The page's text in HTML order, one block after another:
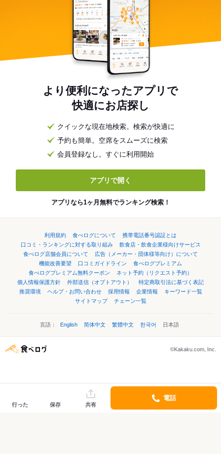
より便利になったアプリで
快適にお店探し
クイックな現在地検索。検索が快適に
予約も簡単。空席をスムーズに検索
会員登録なし。すぐに利用開始
アプリで開く
アプリなら1ヶ月無料でランキング検索！
利用規約 食べログについて
携帯電話番号認証とは
口コミ・ランキングに対する取り組み
飲食店・飲食企業様向けサービス
食べログ店舗会員について
広告（メーカー・団体様等向け）について
機能改善要望
口コミガイドライン
食べログプレミアム
食べログプレミアム無料クーポン
ネット予約（リクエスト予約）
個人情報保護方針
外部送信（オプトアウト）
特定商取引法に基づく表記
推奨環境
ヘルプ・お問い合わせ 採用情報 企業情報
キーワード一覧
サイトマップ
チェーン一覧
言語： English 简体中文 繁體中文 한국어 日本語
©Kakaku.com, Inc.
行った 保存 共有
電話